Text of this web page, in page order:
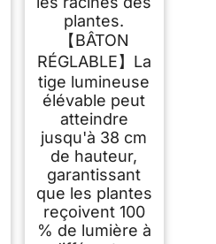
plantes.
【BÂTON
RÉGLABLE】La
tige lumineuse
élévable peut
atteindre
jusqu'à 38 cm
de hauteur,
garantissant
que les plantes
reçoivent 100
% de lumière à